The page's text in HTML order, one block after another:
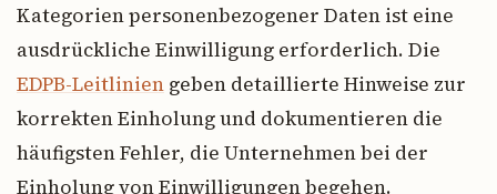
Kategorien personenbezogener Daten ist eine
ausdrückliche Einwilligung erforderlich. Die
EDPB-Leitlinien geben detaillierte Hinweise zur
korrekten Einholung und dokumentieren die
häufigsten Fehler, die Unternehmen bei der
Einholung von Einwilligungen begehen.